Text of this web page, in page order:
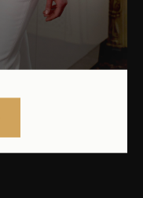
информация